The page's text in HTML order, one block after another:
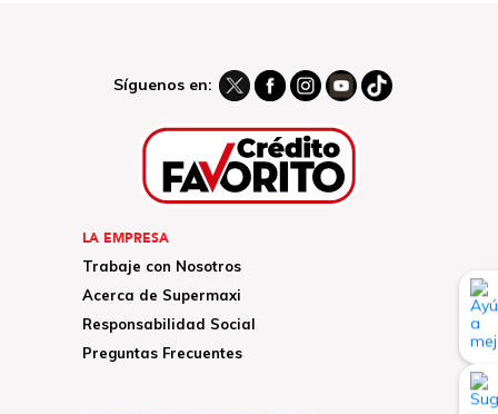
Síguenos en:
LA EMPRESA
Trabaje con Nosotros
Acerca de Supermaxi
Responsabilidad Social
Preguntas Frecuentes